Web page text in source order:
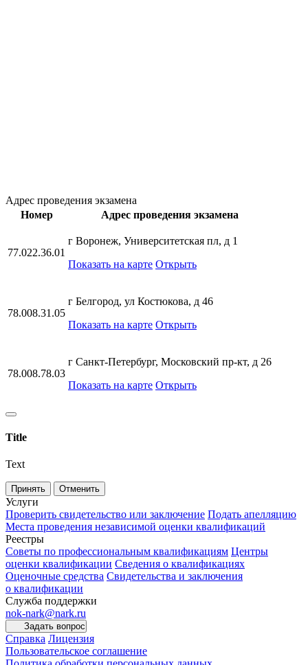
Адрес проведения экзамена
Номер
Адрес проведения экзамена
77.022.36.01
г Воронеж, Университетская пл, д 1
Показать на карте Открыть
78.008.31.05
г Белгород, ул Костюкова, д 46
Показать на карте Открыть
78.008.78.03
г Санкт-Петербург, Московский пр-кт, д 26
Показать на карте Открыть
Title
Text
Принять Отменить
Услуги
Проверить свидетельство или заключение Подать апелляцию
Места проведения независимой оценки квалификаций
Реестры
Советы по профессиональным квалификациям Центры
оценки квалификации Сведения о квалификациях
Оценочные средства Свидетельства и заключения
о квалификации
Служба поддержки
nok-nark@nark.ru
Задать вопрос
Справка Лицензия
Пользовательское соглашение